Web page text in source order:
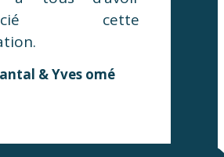
cette
& Yves omé